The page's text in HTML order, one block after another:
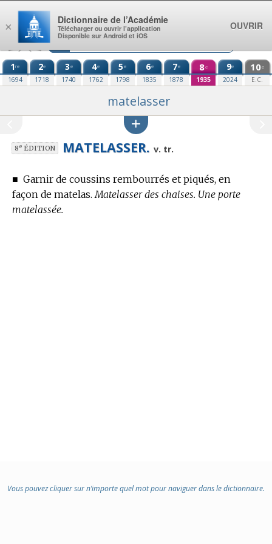
Aller au contenu
1re
1694
2e
1718
3e
1740
4e
1762
5e
1798
6e
1835
7e
1878
8e
1935
9e
2024
10e
E.C.
matelasser
8eÉDITION MATELASSER. v. tr.
■ Garnir de coussins rembourrés et piqués, en
façon de matelas. Matelasser des chaises. Une porte
matelassée.
Vous pouvez cliquer sur n’importe quel mot pour naviguer dans le dictionnaire.
×
Dictionnaire de l’Académie
Télécharger ou ouvrir l’application
Disponible sur Android et iOS
OUVRIR